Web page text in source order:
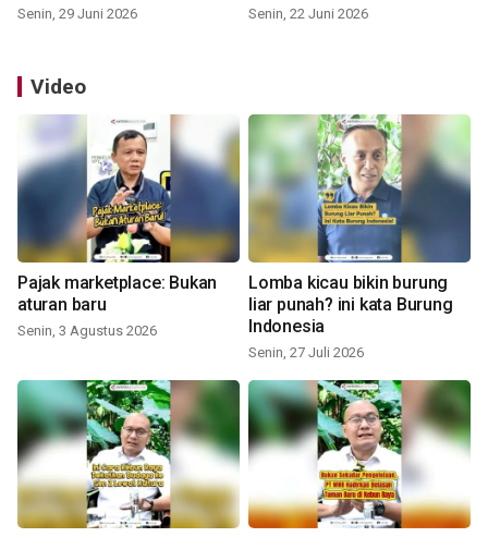
Senin, 29 Juni 2026 Senin, 22 Juni 2026
Video
Pajak marketplace: Bukan
aturan baru
Senin, 3 Agustus 2026
Lomba kicau bikin burung
liar punah? ini kata Burung
Indonesia
Senin, 27 Juli 2026